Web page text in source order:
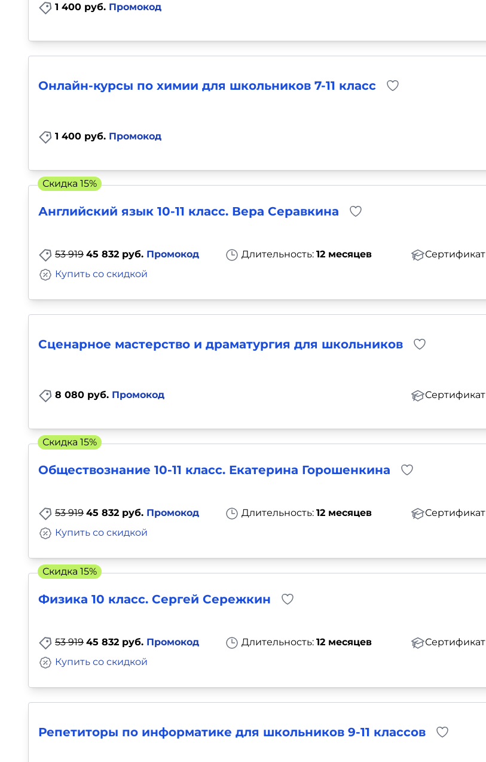
1 400 руб. Промокод
Онлайн-курсы по химии для школьников 7-11 класс
1 400 руб. Промокод
Английский язык 10-11 класс. Вера Серавкина
53 919 45 832 руб. Промокод Длительность: 12 месяцев
Сертификат
Купить со скидкой
Скидка 15%
Сценарное мастерство и драматургия для школьников
8 080 руб. Промокод Сертификат
Обществознание 10-11 класс. Екатерина Горошенкина
53 919 45 832 руб. Промокод Длительность: 12 месяцев
Сертификат
Купить со скидкой
Скидка 15%
Физика 10 класс. Сергей Сережкин
53 919 45 832 руб. Промокод Длительность: 12 месяцев
Сертификат
Купить со скидкой
Скидка 15%
Репетиторы по информатике для школьников 9-11 классов